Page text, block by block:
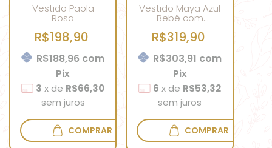
Vestido Paola
Rosa
R$198,90
R$188,96 com
Pix
3 x de R$66,30
sem juros
COMPRAR
Vestido Maya Azul
Bebê com
R$319,90
R$303,91 com
Pix
6 x de R$53,32
sem juros
COMPRAR